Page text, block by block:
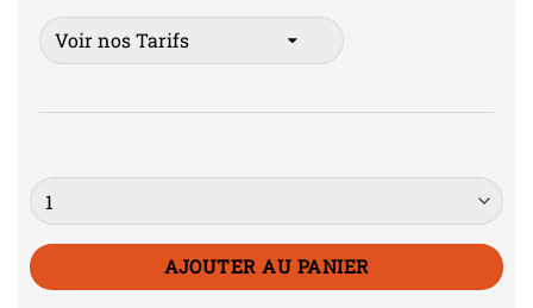
Quantité
AJOUTER AU PANIER